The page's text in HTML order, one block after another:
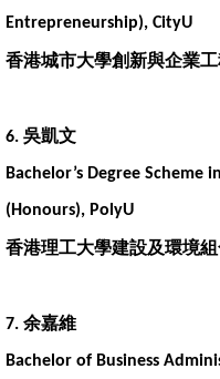
Entrepreneurship), CityU
香港城市大學創新與企業
6. 吳凱文
Bachelor’s Degree
(Honours), PolyU
香港理工大學建設及環境
7. 余嘉維
Bachelor of Business